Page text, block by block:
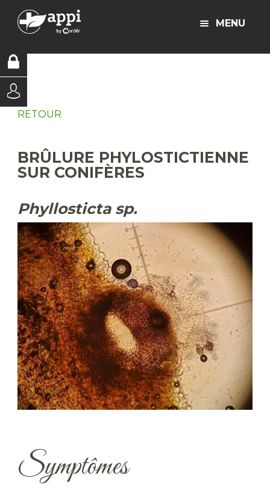
MENU
RETOUR
BRÛLURE PHYLOSTICTIENNE
SUR CONIFÈRES
Phyllosticta sp.
Symptômes